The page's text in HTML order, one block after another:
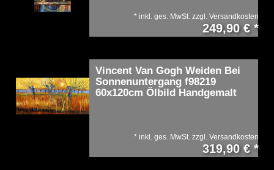
249,90 € *
* inkl. ges. MwSt. zzgl. Versandkosten
Vincent Van Gogh Weiden Bei
Sonnenuntergang f98219
60x120cm Ölbild Handgemalt
319,90 € *
* inkl. ges. MwSt. zzgl. Versandkosten